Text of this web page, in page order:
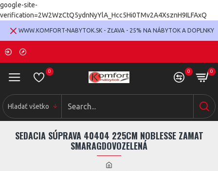
google-site-
verification=2W2WzCtQ5ydnNyYlA_Hcc5Hi0TMv2A4XsznH9ILFAxQ
WWW.KOMFORT-NABYTOK.SK - ZĽAVA - 25% NA NÁBYTOK A DOPLNKY
0 0 0
Hladať všetko
SEDACIA SÚPRAVA 40404 225CM NOBLESSE ZAMAT
SMARAGDOVOZELENÁ